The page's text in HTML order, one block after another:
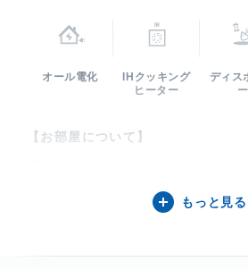
オール電化
IHクッキング
ヒーター
ディス
ー
【お部屋について】
料)。24時間有人管理。再契約料は
もっと見る